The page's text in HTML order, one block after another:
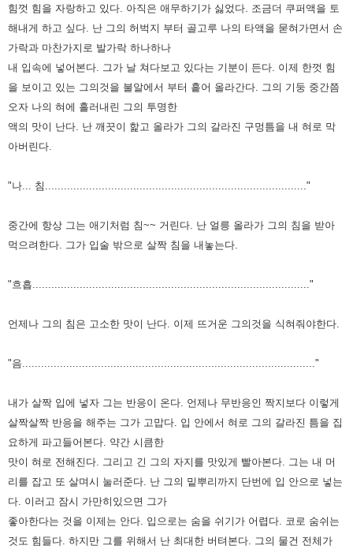
힘껏 힘을 자랑하고 있다. 아직은 애무하기가 싫었다. 조금더 쿠퍼액을 토
해내게 하고 싶다. 난 그의 허벅지 부터 골고루 나의 타액을 묻혀가면서 손
가락과 마찬가지로 발가락 하나하나
내 입속에 넣어본다.
그가 날 쳐다보고 있다는 기분이 든다. 이제 한껏 힘
을 보이고 있는 그의것을 불알에서 부터 흩어 올라간다.
그의 기둥 중간쯤
오자 나의 혀에 흘러내린 그의 투명한
액의 맛이 난다. 난 깨끗이 핥고 올라가 그의 갈라진 구멍틈을 내 혀로 막
아버린다.
"나... 침..................................................................................."
중간에 항상 그는 애기처럼 침~~ 거린다. 난 얼릉 올라가 그의 침을 받아
먹으려한다.
그가 입술 밖으로 살짝 침을 내놓는다.
"흐흡........................................................................................"
언제나 그의 침은 고소한 맛이 난다. 이제 뜨거운 그의것을 식혀줘야한다.
"음............................................................................................."
내가 살짝 입에 넣자 그는 반응이 온다. 언제나 무반응인 짝지보다 이렇게
살짝살짝 반응을 해주는 그가 고맙다. 입 안에서 혀로 그의 갈라진 틈을 집
요하게 파고들어본다. 약간 시큼한
맛이 혀로 전해진다.
그리고 긴 그의 자지를 맛있게 빨아본다.
그는 내 머
리를 잡고 또 살며시 눌러준다. 난 그의 밑뿌리까지 단번에 입 안으로 넣는
다. 이러고 잠시 가만히있으면 그가
좋아한다는 것을 이제는 안다. 입으로는 숨을 쉬기가 어렵다. 코로 숨쉬는
것도 힘들다. 하지만 그를 위해서 난 최대한 버텨본다. 그의 물건 전체가